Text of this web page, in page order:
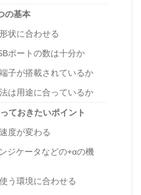
の基本
状に合わせる
ポートの数は十分か
子が搭載されているか
は用途に合っているか
ておきたいポイント
度が変わる
ジケータなどの+αの機
う環境に合わせる